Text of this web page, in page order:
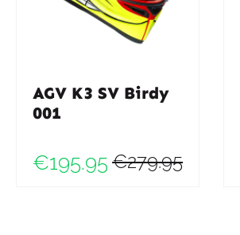
AGV K3 SV Birdy
001
€195.95 €279.95